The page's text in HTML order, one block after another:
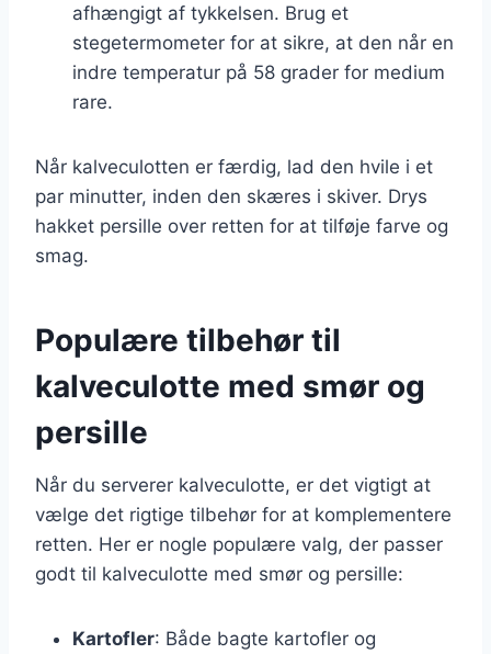
afhængigt af tykkelsen. Brug et
stegetermometer for at sikre, at den når en
indre temperatur på 58 grader for medium
rare.
Når kalveculotten er færdig, lad den hvile i et
par minutter, inden den skæres i skiver. Drys
hakket persille over retten for at tilføje farve og
smag.
Populære tilbehør til
kalveculotte med smør og
persille
Når du serverer kalveculotte, er det vigtigt at
vælge det rigtige tilbehør for at komplementere
retten. Her er nogle populære valg, der passer
godt til kalveculotte med smør og persille:
Kartofler: Både bagte kartofler og